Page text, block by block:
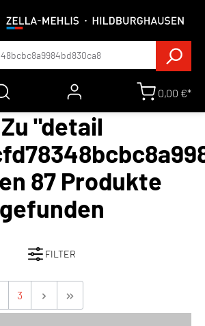
0,00 €*
Zu "detail
87 Produkte
gefunden
FILTER
3